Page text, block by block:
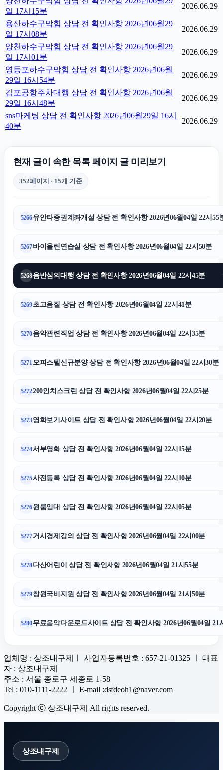
일 17시15분
2026.06.29
용산하수구막힘 상담 전 확인사항 2026년06월29
일 17시08분
2026.06.29
양천하수구막힘 상담 전 확인사항 2026년06월29
일 17시01분
2026.06.29
영등포하수구막힘 상담 전 확인사항 2026년06월
29일 16시54분
2026.06.29
김포공항주차대행 상담 전 확인사항 2026년06월
29일 16시48분
2026.06.29
sns마케팅 상담 전 확인사항 2026년06월29일 16시
40분
2026.06.29
현재 글이 속한 목록 페이지 글 미리보기
352페이지 · 15개 기준
5266유안타증권계좌개설 상담 전 확인사항 2026년06월04일 22시55
5267바이올린연습실 상담 전 확인사항 2026년06월04일 22시50분
5268음반심의대행 상담 전 확인사항 2026년06월04일 22시45분
5269초고음질 상담 전 확인사항 2026년06월04일 22시41분
5270음악관련직업 상담 전 확인사항 2026년06월04일 22시35분
5271 오피스텔신규분양 상담 전 확인사항 2026년06월04일 22시30분
5272200인치스크린 상담 전 확인사항 2026년06월04일 22시25분
5273영화보기사이트 상담 전 확인사항 2026년06월04일 22시20분
5274서부영화 상담 전 확인사항 2026년06월04일 22시15분
5275사전등록 상담 전 확인사항 2026년06월04일 22시10분
5276원룸임대 상담 전 확인사항 2026년06월04일 22시05분
5277거시경제강의 상담 전 확인사항 2026년06월04일 22시00분
5278다산어린이 상담 전 확인사항 2026년06월04일 21시55분
5279창원국비지원 상담 전 확인사항 2026년06월04일 21시50분
5280무료음악다운로드사이트 상담 전 확인사항 2026년06월04일 21
업체명 : 상조내구제ㅣ 사업자등록번호 : 657-21-01325 ㅣ 대표
자 : 상조내구제
주소 : 서울 종로구 세종로 1-58
Tel : 010-1111-2222 ㅣ E-mail :dsfdeoh1@naver.com
Copyright ⓒ 상조내구제 All rights reserved.
상조내구제